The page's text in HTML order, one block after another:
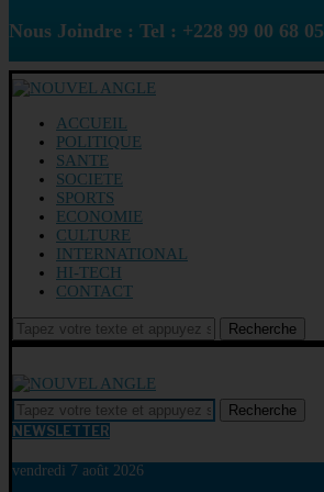
Nous Joindre : Tel : +228 99 00 68 05
ACCUEIL
POLITIQUE
SANTE
SOCIETE
SPORTS
ECONOMIE
CULTURE
INTERNATIONAL
HI-TECH
CONTACT
Recherche
Recherche
NEWSLETTER
vendredi 7 août 2026